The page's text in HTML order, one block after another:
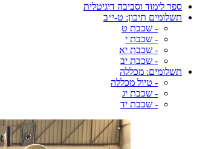
ספר לימוד וסביבה דיגיטלית
תשלומים תיכון: ט-י״ב
- שכבת ט
- שכבת י
- שכבת יא
- שכבת יב
תשלומים: מכללה
- טיול מכללה
- שכבת יג
- שכבת יד